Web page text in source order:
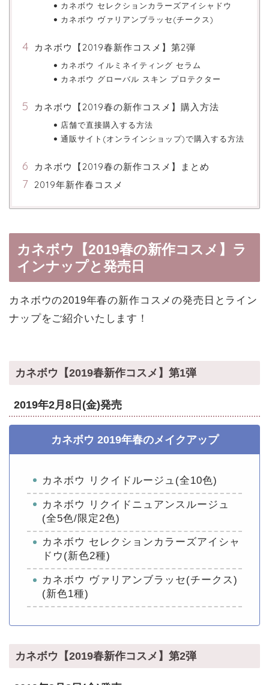
カネボウ セレクションカラーズアイシャドウ
カネボウ ヴァリアンブラッセ(チークス)
カネボウ【2019春新作コスメ】第2弾
カネボウ イルミネイティング セラム
カネボウ グローバル スキン プロテクター
カネボウ【2019春の新作コスメ】購入方法
店舗で直接購入する方法
通販サイト(オンラインショップ)で購入する方法
カネボウ【2019春の新作コスメ】まとめ
2019年新作春コスメ
カネボウ【2019春の新作コスメ】ラ
インナップと発売日
カネボウの2019年春の新作コスメの発売日とライン
ナップをご紹介いたします！
カネボウ【2019春新作コスメ】第1弾
2019年2月8日(金)発売
カネボウ 2019年春のメイクアップ
カネボウ リクイドルージュ(全10色)
カネボウ リクイドニュアンスルージュ
(全5色/限定2色)
カネボウ セレクションカラーズアイシャ
ドウ(新色2種)
カネボウ ヴァリアンブラッセ(チークス)
(新色1種)
カネボウ【2019春新作コスメ】第2弾